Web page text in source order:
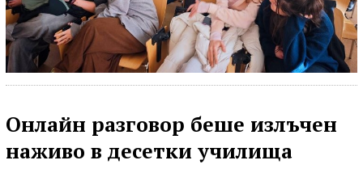
Онлайн разговор беше излъчен
наживо в десетки училища